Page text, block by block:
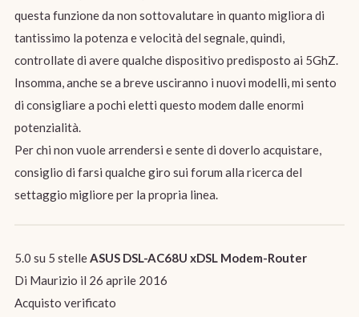
questa funzione da non sottovalutare in quanto migliora di
tantissimo la potenza e velocità del segnale, quindi,
controllate di avere qualche dispositivo predisposto ai 5GhZ.
Insomma, anche se a breve usciranno i nuovi modelli, mi sento
di consigliare a pochi eletti questo modem dalle enormi
potenzialità.
Per chi non vuole arrendersi e sente di doverlo acquistare,
consiglio di farsi qualche giro sui forum alla ricerca del
settaggio migliore per la propria linea.
5.0 su 5 stelleASUS DSL-AC68U xDSL Modem-Router
Di Maurizio il 26 aprile 2016
Acquisto verificato